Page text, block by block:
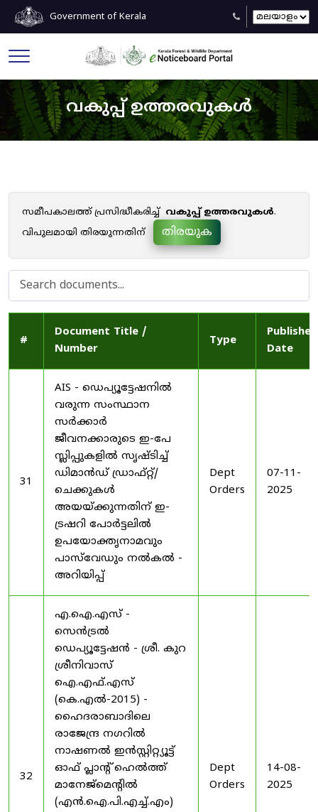
Government of Kerala
വകുപ്പ് ഉത്തരവുകൾ
സമീപകാലത്ത് പ്രസിദ്ധീകരിച്ച് വകുപ്പ് ഉത്തരവുകൾ.
വിപുലമായി തിരയുന്നതിന്
തിരയുക
#
Document Title /
Number
Type
Published
Date
31
AIS - ഡെപ്യൂട്ടേഷനിൽ
വരുന്ന സംസ്ഥാന
സർക്കാർ
ജീവനക്കാരുടെ ഇ-പേ
സ്ലിപ്പുകളിൽ സൃഷ്ടിച്ച്
ഡിമാൻഡ് ഡ്രാഫ്റ്റ്/
ചെക്കുകൾ
അയയ്ക്കുന്നതിന് ഇ-
ട്രഷറി പോർട്ടലിൽ
ഉപയോക്തൃനാമവും
പാസ്‌വേഡും നൽകൽ -
അറിയിപ്പ്
Dept
Orders
07-11-
2025
32
എ.ഐ.എസ് -
സെൻട്രൽ
ഡെപ്യൂട്ടേഷൻ - ശ്രീ. കുറ
ശ്രീനിവാസ്
ഐ.എഫ്.എസ്
(കെ.എൽ-2015) -
ഹൈദരാബാദിലെ
രാജേന്ദ്ര നഗറിൽ
നാഷണൽ ഇൻസ്റ്റിറ്റ്യൂട്ട്
ഓഫ് പ്ലാന്റ് ഹെൽത്ത്
മാനേജ്‌മെന്റിൽ
(എൻ.ഐ.പി.എച്ച്.എം)
Dept
Orders
14-08-
2025